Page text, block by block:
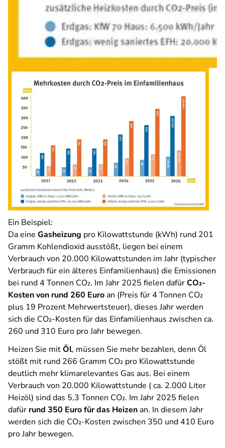
Ein Beispiel:
Da eine Gasheizung pro Kilowattstunde (kWh) rund 201
Gramm Kohlendioxid ausstößt, liegen bei einem
Verbrauch von 20.000 Kilowattstunden im Jahr (typischer
Verbrauch für ein älteres Einfamilienhaus) die Emissionen
bei rund 4 Tonnen CO₂. Im Jahr 2025 fielen dafürCO₂-
Kosten von rund 260 Euroan (Preis für 4 Tonnen CO₂
plus 19 Prozent Mehrwertsteuer), dieses Jahr werden
sich die CO₂-Kosten für das Einfamilienhaus zwischen ca.
260 und 310 Euro pro Jahr bewegen.
Heizen Sie mitÖl, müssen Sie mehr bezahlen, denn Öl
stößt mit rund 266 Gramm CO₂ pro Kilowattstunde
deutlich mehr klimarelevantes Gas aus. Bei einem
Verbrauch von 20.000 Kilowattstunde ( ca. 2.000 Liter
Heizöl) sind das 5,3 Tonnen CO₂. Im Jahr 2025 fielen
dafür rund 350 Euro für das Heizenan. In diesem Jahr
werden sich die CO₂-Kosten zwischen 350 und 410 Euro
pro Jahr bewegen.